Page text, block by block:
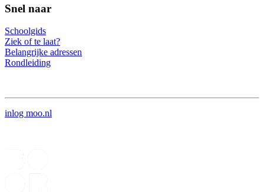
Snel naar
Schoolgids
Ziek of te laat?
Belangrijke adressen
Rondleiding
inlog moo.nl